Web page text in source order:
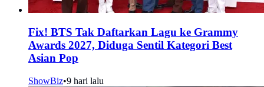
Fix! BTS Tak Daftarkan Lagu ke Grammy
Awards 2027, Diduga Sentil Kategori Best
Asian Pop
ShowBiz•9 hari lalu